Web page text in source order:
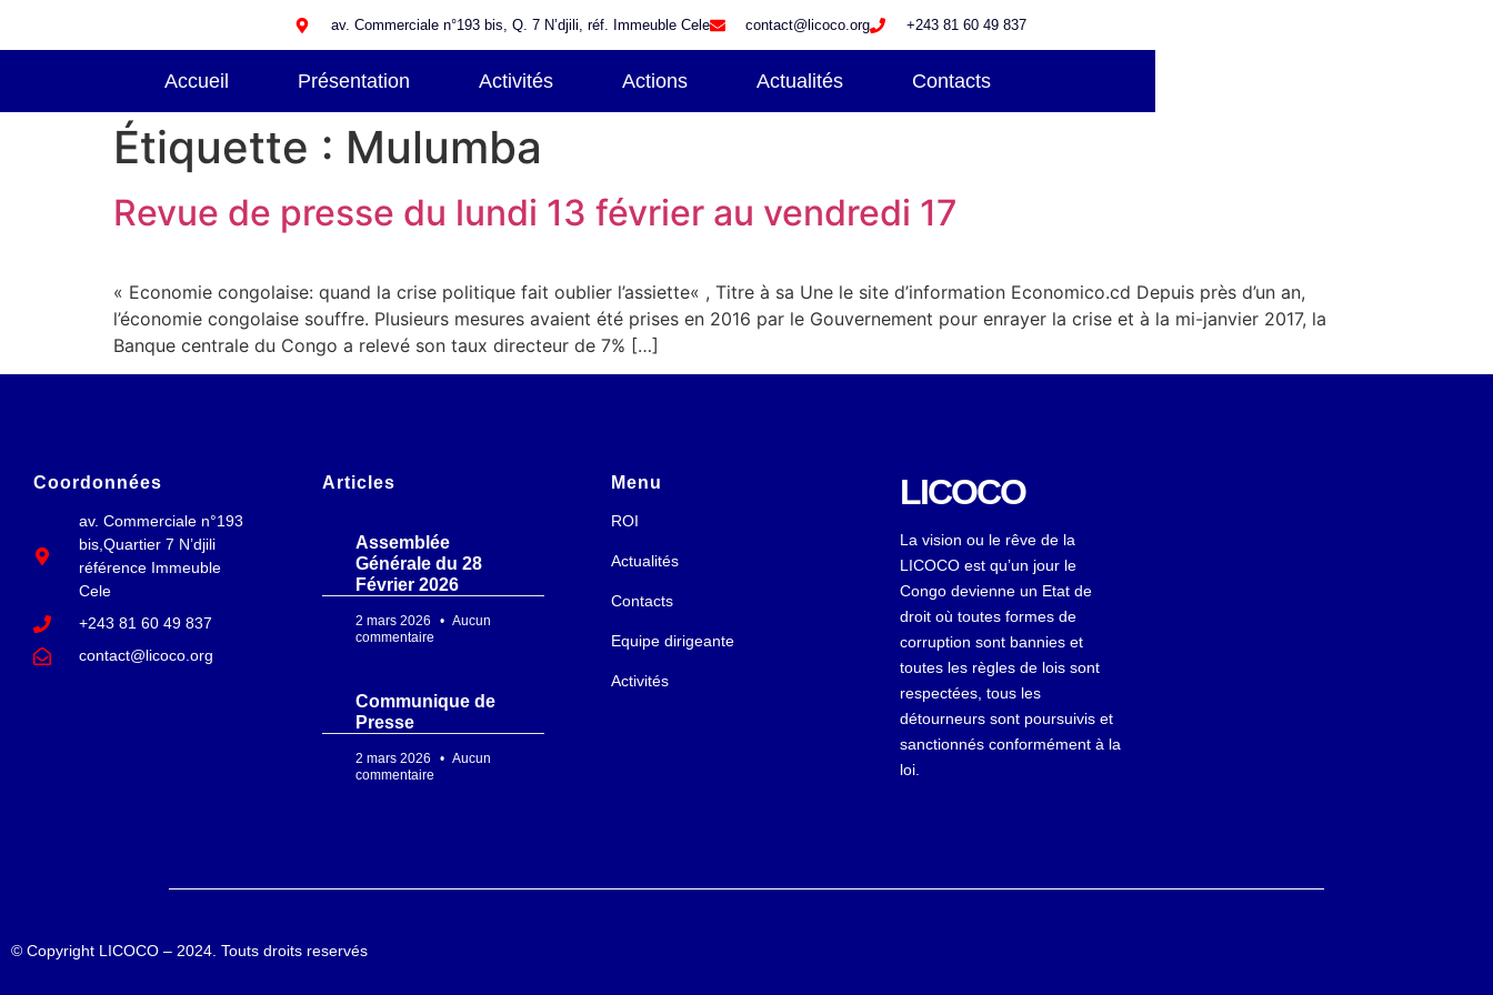
av. Commerciale n°193 bis, Q. 7 N’djili, réf. Immeuble Cele contact@licoco.org +243 81 60 49 837
Accueil Présentation Activités Actions Actualités Contacts
Étiquette : Mulumba
Revue de presse du lundi 13 février au vendredi 17
« Economie congolaise: quand la crise politique fait oublier l’assiette« , Titre à sa Une le site d’information Economico.cd Depuis près d’un an,
l’économie congolaise souffre. Plusieurs mesures avaient été prises en 2016 par le Gouvernement pour enrayer la crise et à la mi-janvier 2017, la
Banque centrale du Congo a relevé son taux directeur de 7% […]
Coordonnées
av. Commerciale n°193
bis,Quartier 7 N’djili
référence Immeuble
Cele
+243 81 60 49 837
contact@licoco.org
Articles
Assemblée
Générale du 28
Février 2026
2 mars 2026
Aucun
commentaire
Communique de
Presse
2 mars 2026
Aucun
commentaire
Menu
ROI
Actualités
Contacts
Equipe dirigeante
Activités
LICOCO
La vision ou le rêve de la
LICOCO est qu’un jour le
Congo devienne un Etat de
droit où toutes formes de
corruption sont bannies et
toutes les règles de lois sont
respectées, tous les
détourneurs sont poursuivis et
sanctionnés conformément à la
loi.
© Copyright LICOCO – 2024. Touts droits reservés